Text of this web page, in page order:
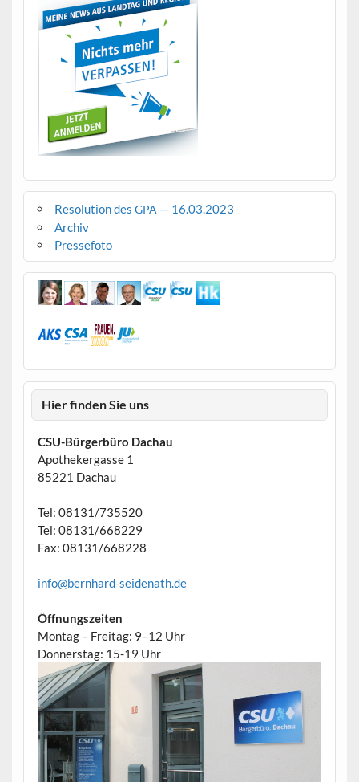
Resolution des GPA — 16.03.2023
Archiv
Pressefoto
Hier finden Sie uns
CSU-Bürgerbüro Dachau
Apothekergasse 1
85221 Dachau
Tel: 08131/735520
Tel: 08131/668229
Fax: 08131/668228
info@bernhard-seidenath.de
Öffnungszeiten
Montag – Freitag: 9–12 Uhr
Donnerstag: 15-19 Uhr